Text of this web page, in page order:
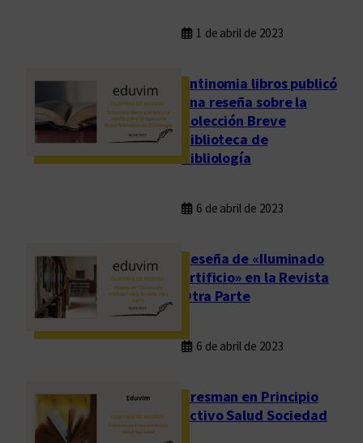
1 de abril de 2023
Antinomia libros publicó
una reseña sobre la
Colección Breve
Biblioteca de
Bibliología
6 de abril de 2023
Reseña de «Iluminado
artificio» en la Revista
Otra Parte
6 de abril de 2023
Presman en Principio
Activo Salud Sociedad